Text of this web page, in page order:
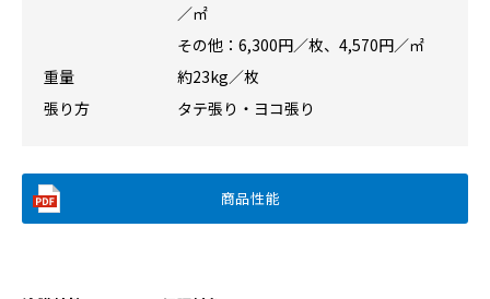
／㎡
その他：6,300円／枚、4,570円／㎡
重量
約23kg／枚
張り方
タテ張り・ヨコ張り
商品性能